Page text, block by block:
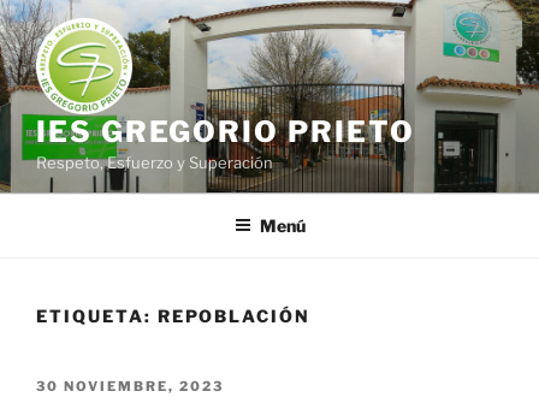
Saltar
al
contenido
IES GREGORIO PRIETO
Respeto, Esfuerzo y Superación
Menú
ETIQUETA: REPOBLACIÓN
PUBLICADO
30 NOVIEMBRE, 2023